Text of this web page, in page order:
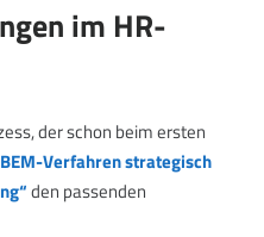
im HR-
der schon beim ersten
Verfahren strategisch
den passenden